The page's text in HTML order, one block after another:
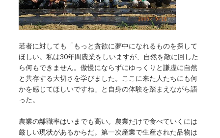
若者に対しても「もっと貪欲に夢中になれるものを探して
ほしい。私は30年間農業をしいますが、自然を敵に回した
ら何もできません。傲慢にならずにゆっくりと謙虚に自然
と共存する大切さを学びました。ここに来た人たちにも何
かを感じてほしいですね」と自身の体験を踏まえながら語
った。
農業の離職率はいまでも高い。農業だけで食べていくには
厳しい現状があるからだ。第一次産業で生産された品物は